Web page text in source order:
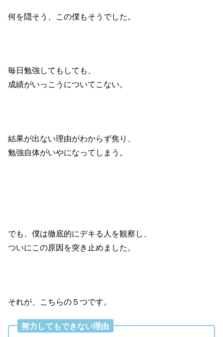
何を隠そう、この僕もそうでした。
毎日勉強してもしても、
成績がいっこうについてこない。
結果が出ない理由がわからず焦り、
勉強自体がいやになってしまう。
でも、僕は徹底的にデキる人を観察し、
ついにこの原因を突き止めました。
それが、こちらの５つです。
努力してもできない理由